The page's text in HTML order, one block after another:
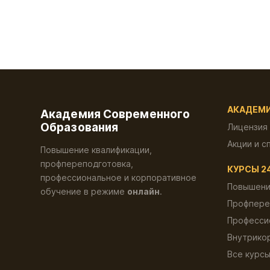
Академия Современного
Образования
Повышение квалификации,
профпереподготовка,
профессиональное и корпоративное
обучение в режиме онлайн.
Акции и
КУРСЫ
Все курсы